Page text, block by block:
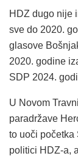
HDZ dugo nije
sve do 2020.
glasove
2020. godine
SDP 2024.
U Novom
paradržave
to uoči početka
politici HDZ-a,